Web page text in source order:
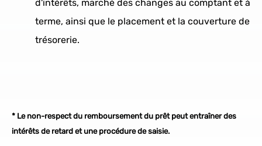
d'intérêts, marché des changes au comptant et à
terme, ainsi que le placement et la couverture de
trésorerie.
* Le non-respect du remboursement du prêt peut entraîner des
intérêts de retard et une procédure de saisie.